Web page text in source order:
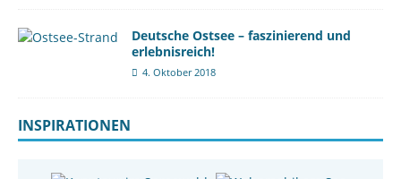
Deutsche Ostsee – faszinierend und
erlebnisreich!
4. Oktober 2018
INSPIRATIONEN